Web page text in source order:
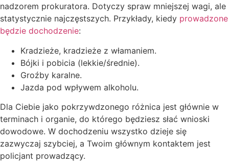
nadzorem prokuratora. Dotyczy spraw mniejszej wagi, ale
statystycznie najczęstszych. Przykłady, kiedy prowadzone
będzie dochodzenie:
Kradzieże, kradzieże z włamaniem.
Bójki i pobicia (lekkie/średnie).
Groźby karalne.
Jazda pod wpływem alkoholu.
Dla Ciebie jako pokrzywdzonego różnica jest głównie w
terminach i organie, do którego będziesz słać wnioski
dowodowe. W dochodzeniu wszystko dzieje się
zazwyczaj szybciej, a Twoim głównym kontaktem jest
policjant prowadzący.